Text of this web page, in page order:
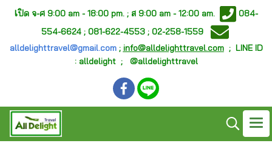
เปิด จ-ศ 9:00 am - 18:00 pm. ; ส 9:00 am - 12:00 am.
084-
554-6624 ; 081-622-4553 ; 02-258-1559
alldelighttravel@gmail.com; info@alldelighttravel.com; LINE ID
: alldelight ; @alldelighttravel